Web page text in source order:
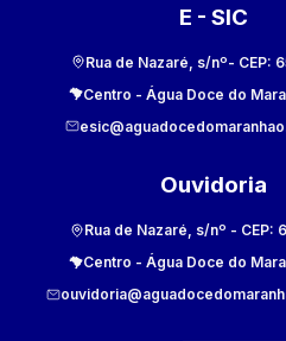
E - SIC
Rua de Nazaré, s/nº- CEP:
Centro - Água Doce do
Ouvidoria
Rua de Nazaré, s/nº - CEP:
Centro - Água Doce do